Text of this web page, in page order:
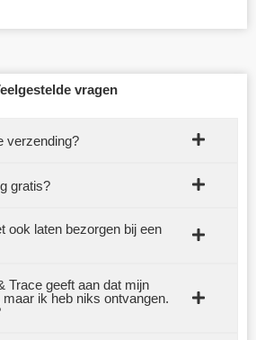
vragen
verzending?
gratis?
ook laten bezorgen bij een
Trace geeft aan dat mijn
ik heb niks ontvangen.